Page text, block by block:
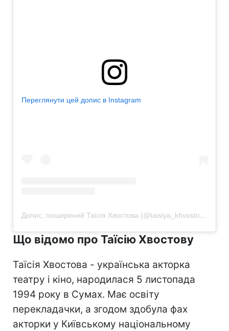
Переглянути цей допис в Instagram
Допис, поширений Таїсія Хвостова (@taisiya_khvostova)
Що відомо про Таїсію Хвостову
Таїсія Хвостова - українська акторка
театру і кіно, народилася 5 листопада
1994 року в Сумах. Має освіту
перекладачки, а згодом здобула фах
акторки у Київському національному